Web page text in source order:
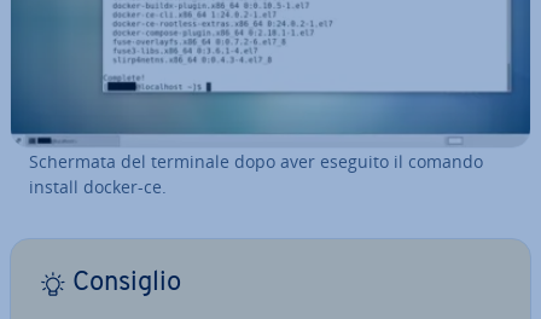
Schermata del terminale dopo aver eseguito il comando
install docker-ce.
Consiglio